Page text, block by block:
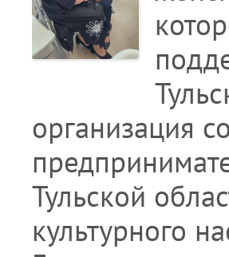
организация
Тульской
культурного